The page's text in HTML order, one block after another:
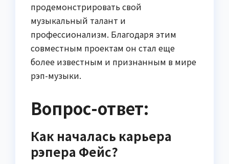
продемонстрировать свой
музыкальный талант и
профессионализм. Благодаря этим
совместным проектам он стал еще
более известным и признанным в мире
рэп-музыки.
Вопрос-ответ:
Как началась карьера
рэпера Фейс?